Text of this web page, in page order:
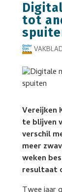
tot
Vereijken
te blijven
verschil
meer
weken
resultaat